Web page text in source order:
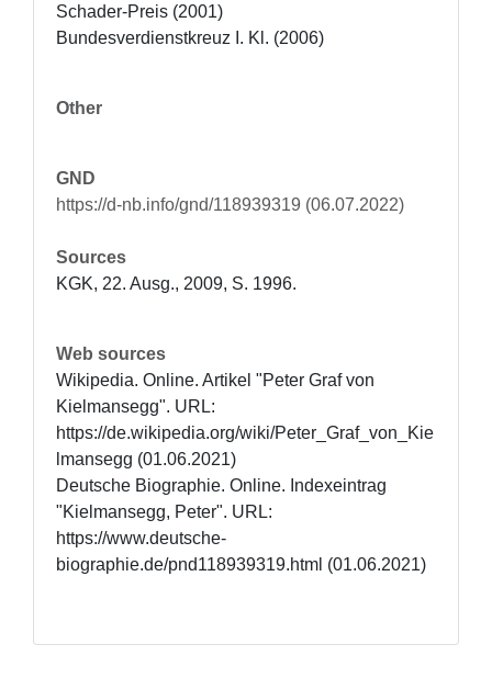
Schader-Preis (2001)
Bundesverdienstkreuz I. Kl. (2006)
Other
GND
https://d-nb.info/gnd/118939319 (06.07.2022)
Sources
KGK, 22. Ausg., 2009, S. 1996.
Web sources
Wikipedia. Online. Artikel "Peter Graf von
Kielmansegg". URL:
https://de.wikipedia.org/wiki/Peter_Graf_von_Kie
lmansegg (01.06.2021)
Deutsche Biographie. Online. Indexeintrag
"Kielmansegg, Peter". URL:
https://www.deutsche-
biographie.de/pnd118939319.html (01.06.2021)